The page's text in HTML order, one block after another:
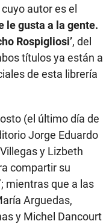
cuyo autor es el
le gusta a la gente.
Rospigliosi’, del
títulos ya están a
de esta librería
(el último día de
Jorge Eduardo
y Lizbeth
compartir su
mientras que a las
Arguedas,
y Michel Dancourt